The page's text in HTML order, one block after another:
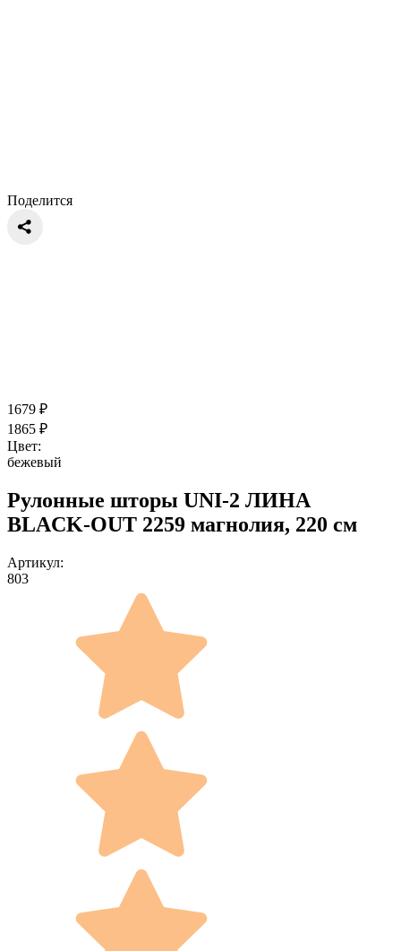
Поделится
1679 ₽
1865 ₽
Цвет:
бежевый
Рулонные шторы UNI-2 ЛИНА
BLACK-OUT 2259 магнолия, 220 см
Артикул:
803